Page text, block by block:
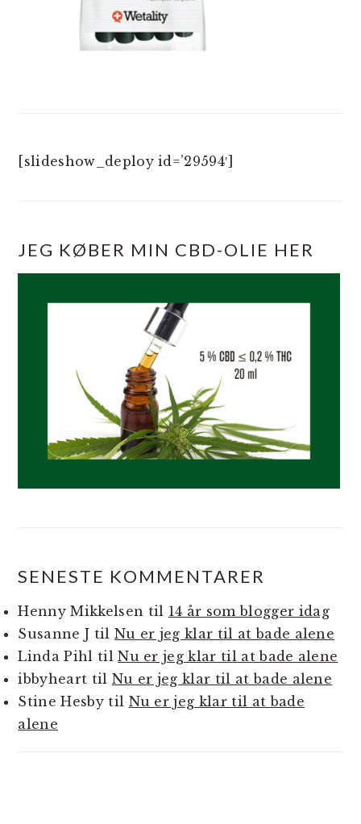
[slideshow_deploy id=’29594′]
JEG KØBER MIN CBD-OLIE HER
SENESTE KOMMENTARER
Henny Mikkelsen til 14 år som blogger idag
Susanne J til Nu er jeg klar til at bade alene
Linda Pihl tilNu er jeg klar til at bade alene
ibbyheart til Nu er jeg klar til at bade alene
Stine Hesbytil Nu er jeg klar til at bade
alene